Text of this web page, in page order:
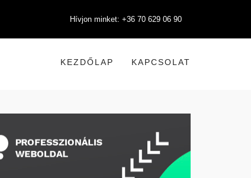
Hívjon minket: +36 70 629 06 90
KEZDŐLAP KAPCSOLAT